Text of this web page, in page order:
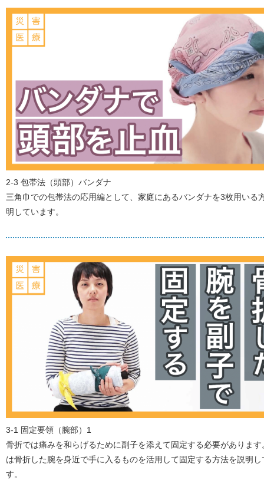
2-3 包帯法（頭部）バンダナ
三角巾での包帯法の応用編として、家庭にあるバンダナを3枚用いる
明しています。
3-1 固定要領（腕部）1
骨折では痛みを和らげるために副子を添えて固定する必要があります
は骨折した腕を身近で手に入るものを活用して固定する方法を説明し
す。